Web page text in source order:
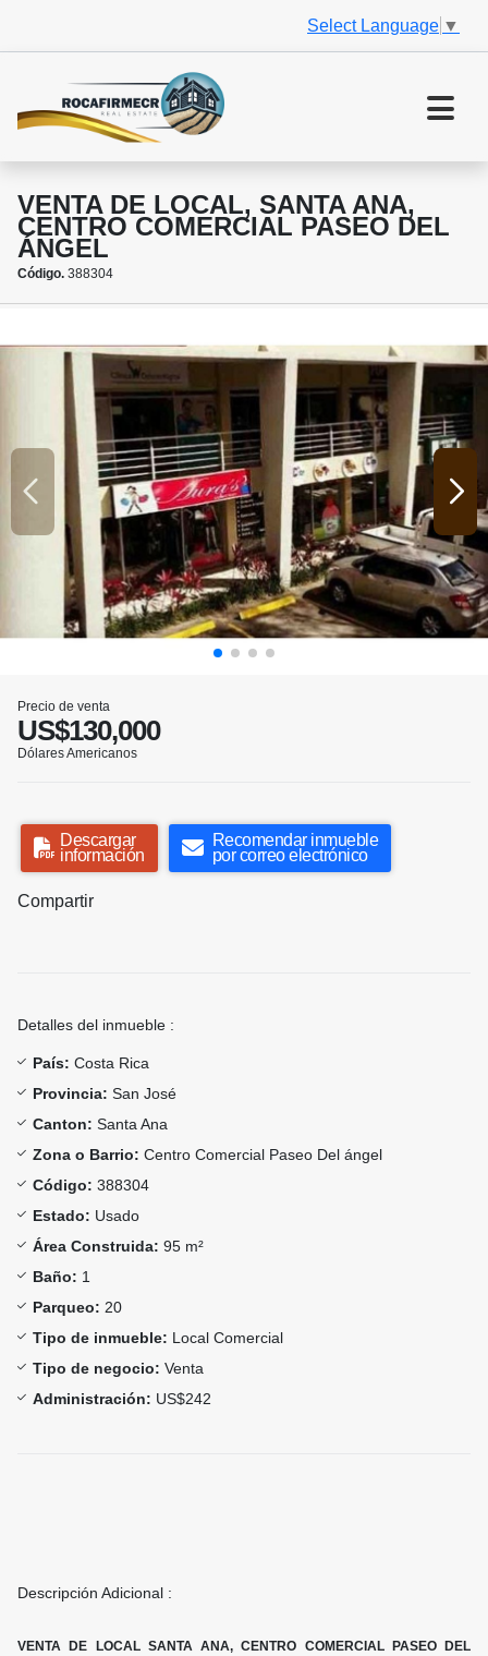
Select Language ▼
VENTA DE LOCAL, SANTA ANA,
CENTRO COMERCIAL PASEO DEL
ÁNGEL
Código. 388304
Precio de venta
US$130,000
Dólares Americanos
Descargar
información
Recomendar inmueble
por correo electrónico
Compartir
Detalles del inmueble :
País: Costa Rica
Provincia: San José
Canton: Santa Ana
Zona o Barrio: Centro Comercial Paseo Del ángel
Código: 388304
Estado: Usado
Área Construida: 95 m²
Baño: 1
Parqueo: 20
Tipo de inmueble: Local Comercial
Tipo de negocio: Venta
Administración: US$242
Descripción Adicional :
VENTA DE LOCAL SANTA ANA, CENTRO COMERCIAL PASEO DEL